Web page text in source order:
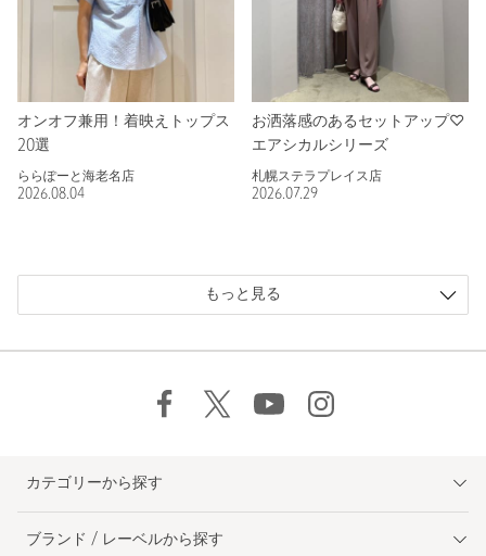
オンオフ兼用！着映えトップス
20選
ららぽーと海老名店
2026.08.04
お洒落感のあるセットアップ♡
エアシカルシリーズ
札幌ステラプレイス店
2026.07.29
もっと見る
カテゴリーから探す
ブランド / レーベルから探す